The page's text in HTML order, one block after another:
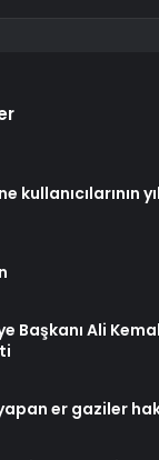
kullanıcılarının
Başkanı Ali
er gaziler